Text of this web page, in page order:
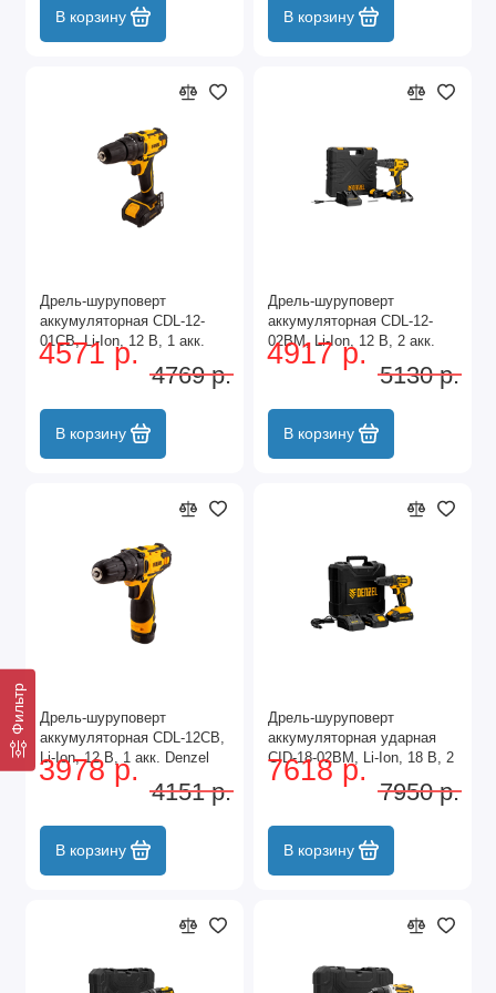
Фильтр
В корзину В корзину
Дрель-шуруповерт
аккумуляторная CDL-12-
01CB, Li-Ion, 12 В, 1 акк.
Denzel
4571 р.
4769 р.
В корзину
Дрель-шуруповерт
аккумуляторная CDL-12-
02BM, Li-Ion, 12 В, 2 акк.
Denzel
4917 р.
5130 р.
В корзину
Дрель-шуруповерт
аккумуляторная CDL-12CB,
Li-Ion, 12 В, 1 акк. Denzel
3978 р.
4151 р.
В корзину
Дрель-шуруповерт
аккумуляторная ударная
CID-18-02BM, Li-Ion, 18 В, 2
акк. Denzel
7618 р.
7950 р.
В корзину